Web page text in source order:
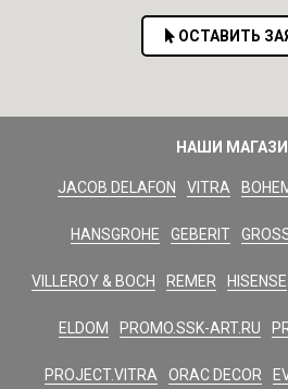
ОСТАВИТЬ
НАШИ
JACOB DELAFON VITRA
HANSGROHE GEBERIT
VILLEROY & BOCH REMER HISENSE
ELDOM PROMO.SSK-ART.RU
PROJECT.VITRA ORAC DECOR